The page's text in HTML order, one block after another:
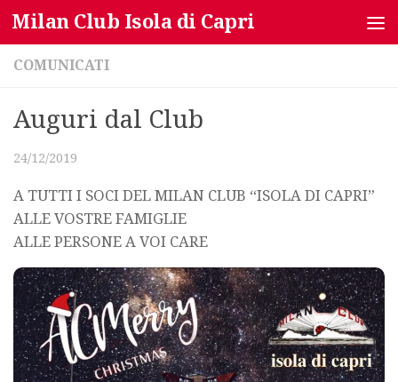
Salta al contenuto
Milan Club Isola di Capri
COMUNICATI
Auguri dal Club
24/12/2019
A TUTTI I SOCI DEL MILAN CLUB “ISOLA DI CAPRI”
ALLE VOSTRE FAMIGLIE
ALLE PERSONE A VOI CARE